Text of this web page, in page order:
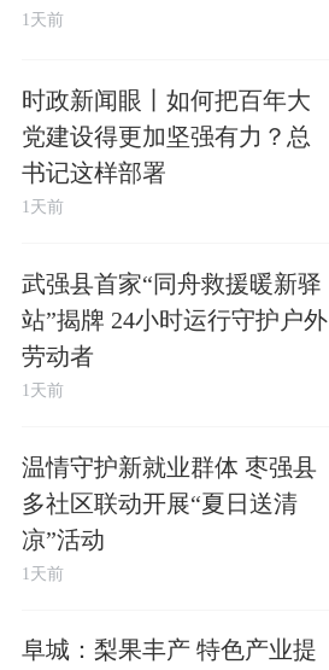
1天前
时政新闻眼丨如何把百年大
党建设得更加坚强有力？总
书记这样部署
1天前
武强县首家“同舟救援暖新驿
站”揭牌 24小时运行守护户外
劳动者
1天前
温情守护新就业群体 枣强县
多社区联动开展“夏日送清
凉”活动
1天前
阜城：梨果丰产 特色产业提